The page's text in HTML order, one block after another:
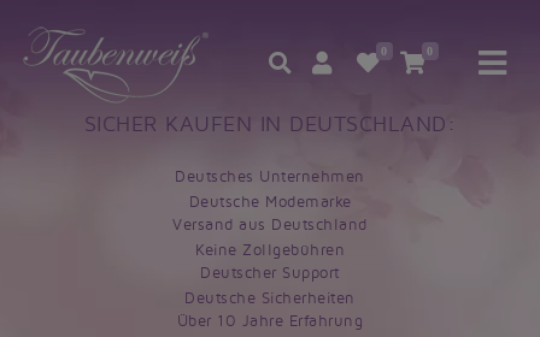
0 0
SICHER KAUFEN IN DEUTSCHLAND:
Deutsches Unternehmen
Deutsche Modemarke
Versand aus Deutschland
Keine Zollgebühren
Deutscher Support
Deutsche Sicherheiten
Über 10 Jahre Erfahrung